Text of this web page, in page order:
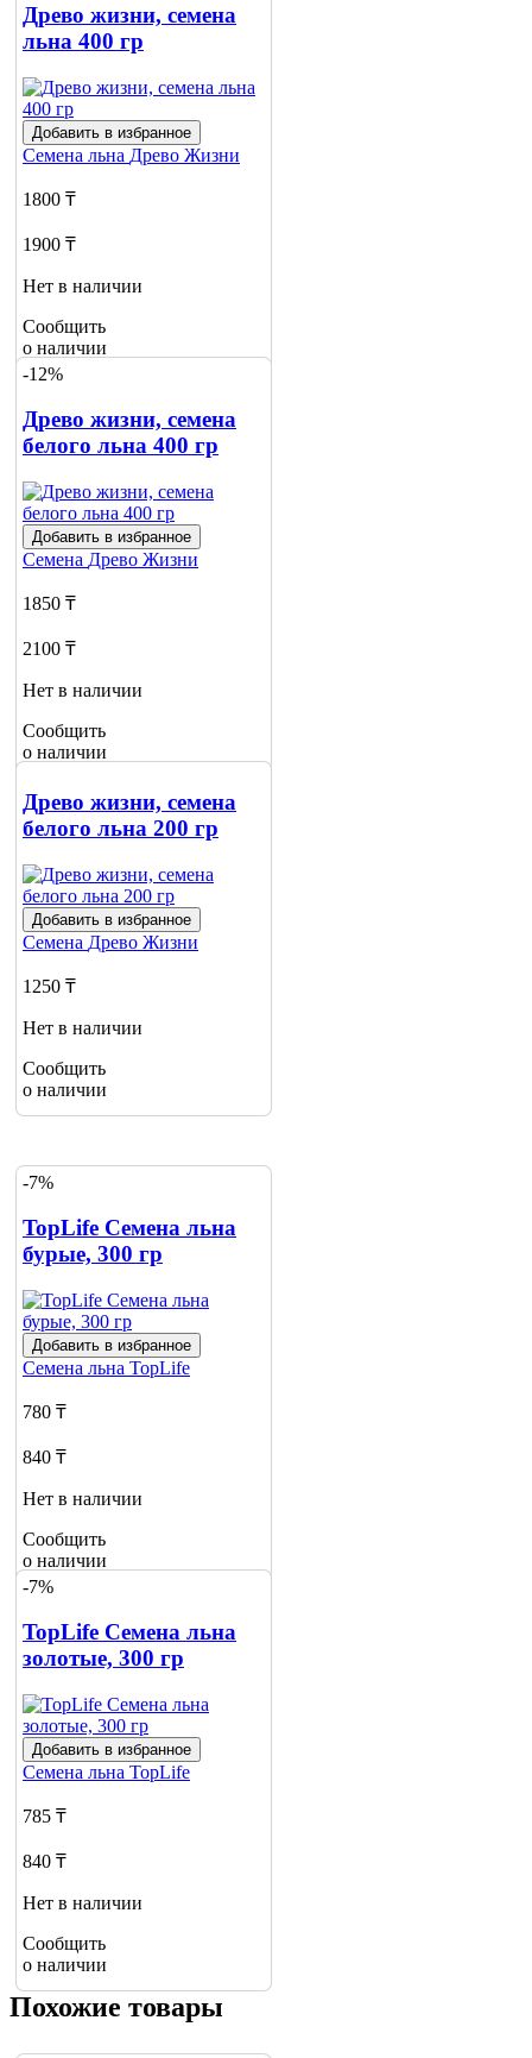
Древо жизни, семена
льна 400 гр
Добавить в избранное
Семена льна Древо Жизни
1800 ₸
1900 ₸
Нет в наличии
Сообщить
о наличии
-12%
Древо жизни, семена
белого льна 400 гр
Добавить в избранное
Семена Древо Жизни
1850 ₸
2100 ₸
Нет в наличии
Сообщить
о наличии
Древо жизни, семена
белого льна 200 гр
Добавить в избранное
Семена Древо Жизни
1250 ₸
Нет в наличии
Сообщить
о наличии
-7%
TopLife Cемена льна
бурые, 300 гр
Добавить в избранное
Семена льна TopLife
780 ₸
840 ₸
Нет в наличии
Сообщить
о наличии
-7%
TopLife Cемена льна
золотые, 300 гр
Добавить в избранное
Семена льна TopLife
785 ₸
840 ₸
Нет в наличии
Сообщить
о наличии
Похожие товары